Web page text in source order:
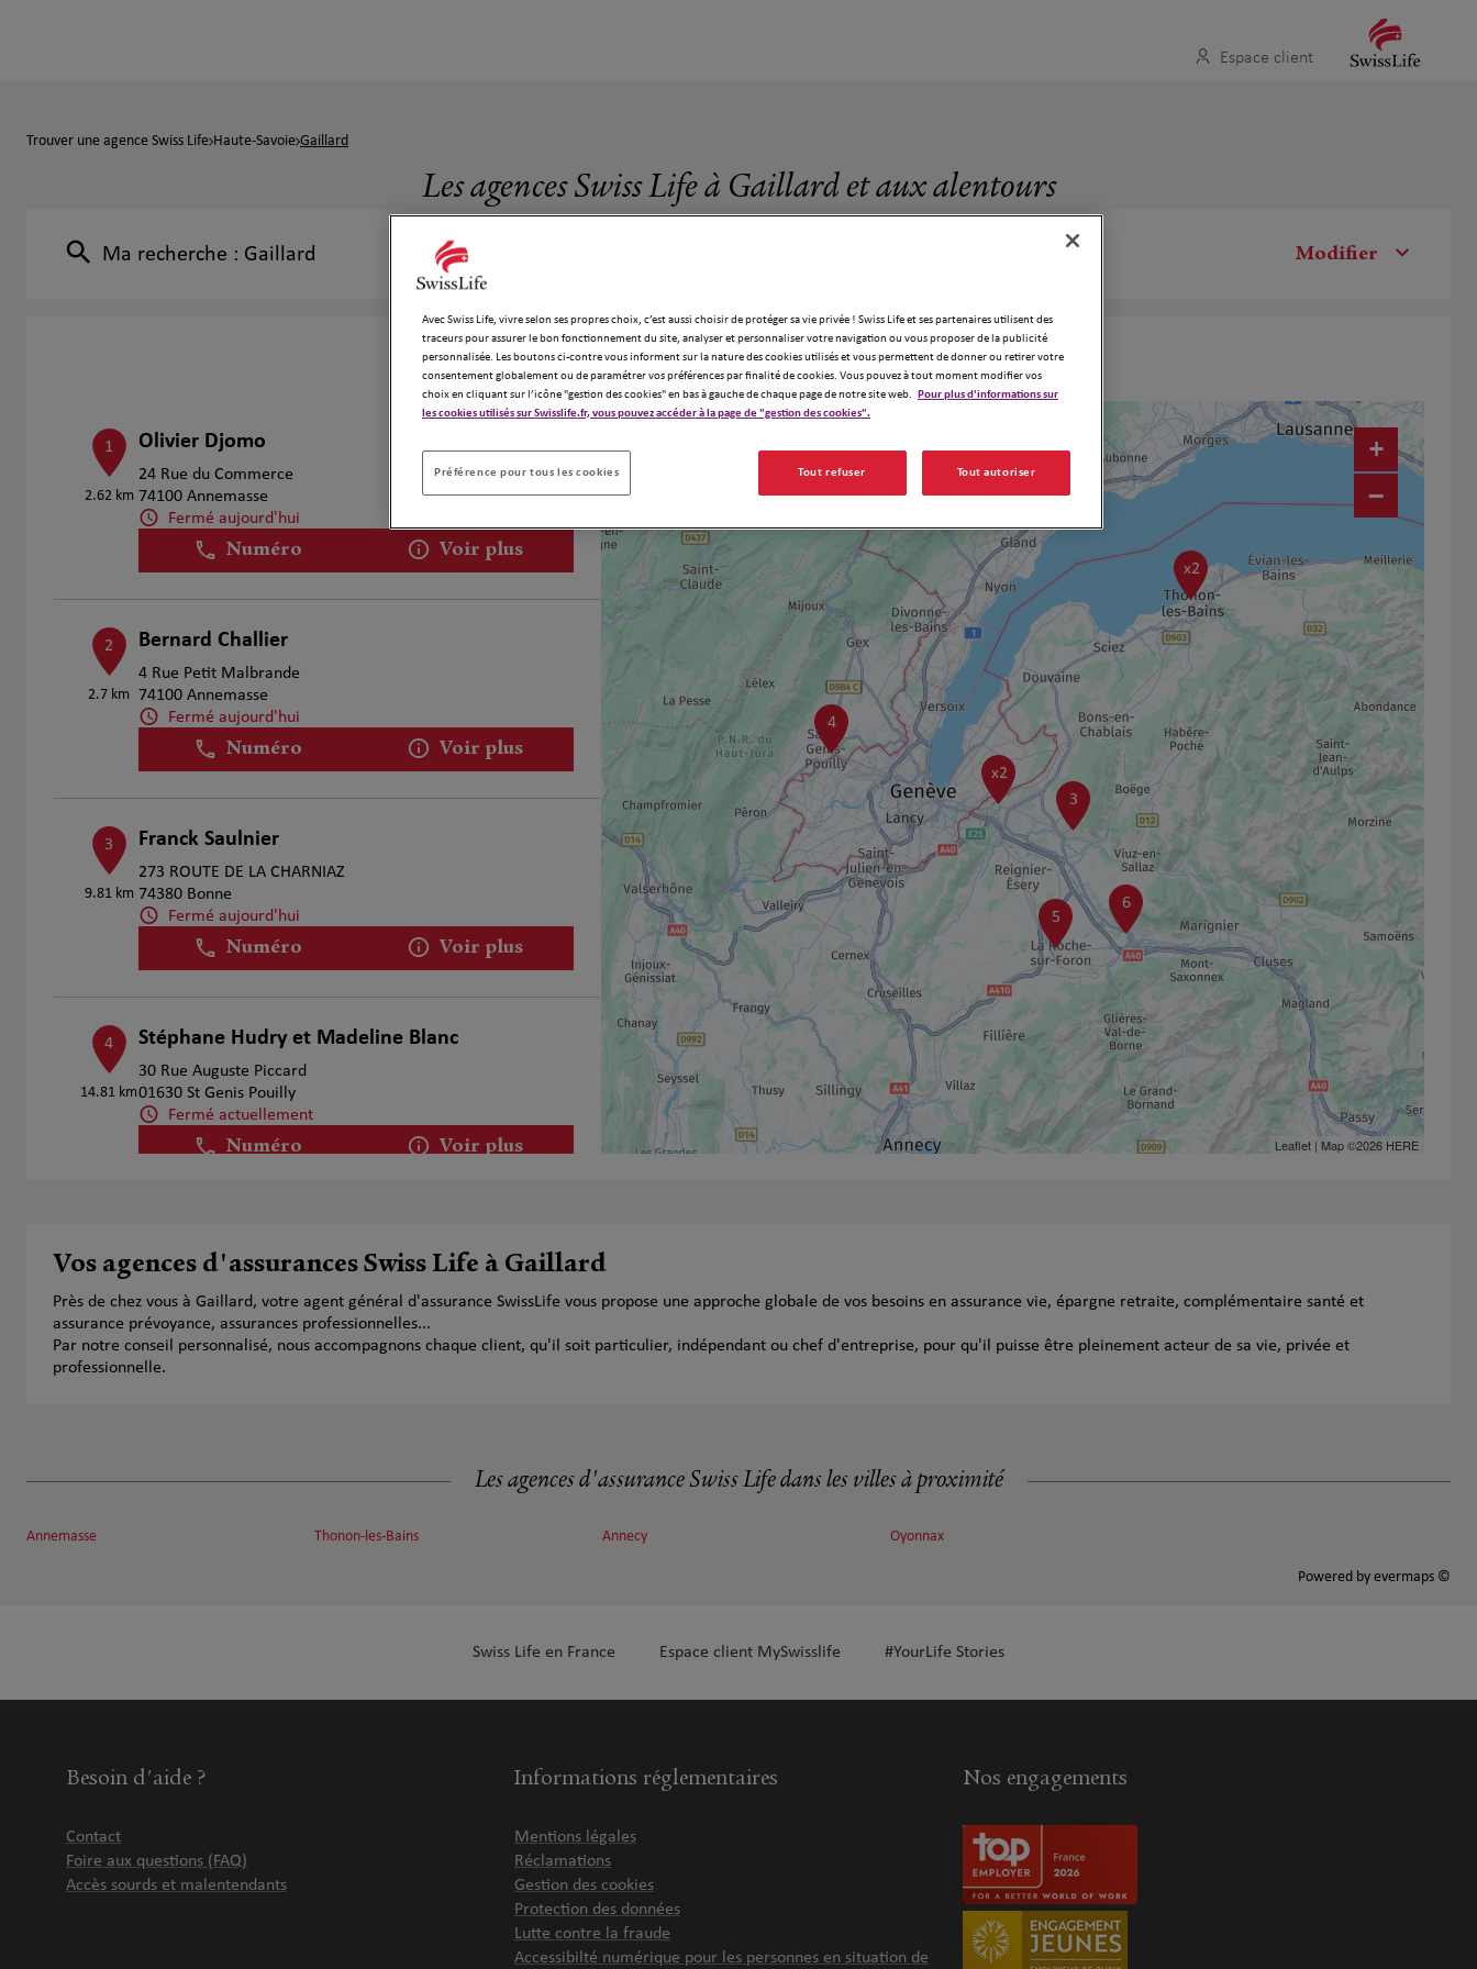
Espace client
Trouver une agence Swiss Life Haute-Savoie Gaillard
Les agences Swiss Life à Gaillard et aux alentours
Ma recherche : Gaillard Modifier
8 agences Swiss Life à Gaillard
1
2.62 km
Olivier Djomo
24 Rue du Commerce
74100 Annemasse
Fermé aujourd'hui
Numéro Voir plus
2
2.7 km
Bernard Challier
4 Rue Petit Malbrande
74100 Annemasse
Fermé aujourd'hui
Numéro Voir plus
3
9.81 km
Franck Saulnier
273 ROUTE DE LA CHARNIAZ
74380 Bonne
Fermé aujourd'hui
Numéro Voir plus
4
14.81 km
Stéphane Hudry et Madeline Blanc
30 Rue Auguste Piccard
01630 St Genis Pouilly
Fermé actuellement
Numéro Voir plus
15.17 km
150 Avenue Jean Jaures
74800 La Roche Sur Foron
Fermé aujourd'hui
Numéro Voir plus
8 ASSURANCES BERLUZE
12 Place des Arts
x2
4
6
5
3
x2
+
−
Leaflet| Map ©2026 HERE
Vos agences d'assurances Swiss Life à Gaillard
Près de chez vous à Gaillard, votre agent général d'assurance SwissLife vous propose une approche globale de vos besoins en assurance vie, épargne retraite, complémentaire santé et
assurance prévoyance, assurances professionnelles...
Par notre conseil personnalisé, nous accompagnons chaque client, qu'il soit particulier, indépendant ou chef d'entreprise, pour qu'il puisse être pleinement acteur de sa vie, privée et
professionnelle.
Les agences d'assurance Swiss Life dans les villes à proximité
Annemasse Thonon-les-Bains Annecy Oyonnax
Powered by evermaps ©
Swiss Life en France Espace client MySwisslife #YourLife Stories
Besoin d'aide ?
Contact
Foire aux questions (FAQ)
Accès sourds et malentendants
Informations réglementaires
Mentions légales
Réclamations
Gestion des cookies
Protection des données
Lutte contre la fraude
Accessibilté numérique pour les personnes en situation de
Nos engagements
Avec Swiss Life, vivre selon ses propres choix, c’est aussi choisir de protéger sa vie privée ! Swiss Life et ses partenaires utilisent des
traceurs pour assurer le bon fonctionnement du site, analyser et personnaliser votre navigation ou vous proposer de la publicité
personnalisée. Les boutons ci-contre vous informent sur la nature des cookies utilisés et vous permettent de donner ou retirer votre
consentement globalement ou de paramétrer vos préférences par finalité de cookies. Vous pouvez à tout moment modifier vos
choix en cliquant sur l’icône "gestion des cookies" en bas à gauche de chaque page de notre site web. Pour plus d'informations sur
les cookies utilisés sur Swisslife.fr, vous pouvez accéder à la page de "gestion des cookies".
Préférence pour tous les cookies Tout refuser Tout autoriser